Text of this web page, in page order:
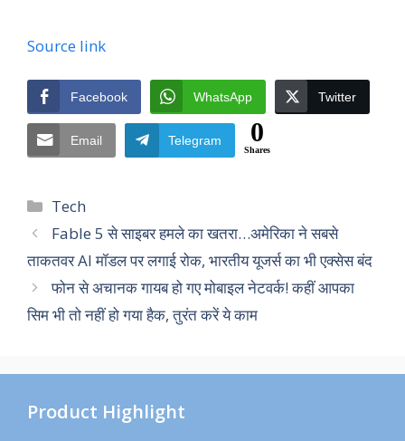
Source link
Facebook WhatsApp Twitter
Email Telegram 0
Shares
Categories
Tech
Fable 5 से साइबर हमले का खतरा…अमेरिका ने सबसे
ताकतवर AI मॉडल पर लगाई रोक, भारतीय यूजर्स का भी एक्सेस बंद
फोन से अचानक गायब हो गए मोबाइल नेटवर्क! कहीं आपका
सिम भी तो नहीं हो गया हैक, तुरंत करें ये काम
Product Highlight